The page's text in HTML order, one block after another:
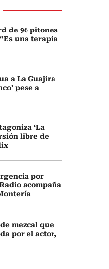
de 96 pitones
una terapia
a La Guajira
pese a
‘La
libre de
por
acompaña
mezcal que
por el actor,